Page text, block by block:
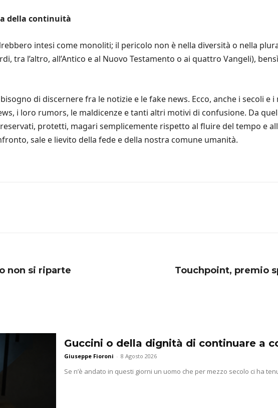
della continuità
intesi come monoliti; il pericolo non è nella diversità o nella
tra l’altro, all’Antico e al Nuovo Testamento o ai quattro Vangeli),
di discernere fra le notizie e le fake news. Ecco, anche i secoli e
i loro rumors, le maldicenze e tanti altri motivi di confusione. Da
protetti, magari semplicemente rispetto al fluire del tempo e
sale e lievito della fede e della nostra comune umanità.
non si riparte
Touchpoint, premio
Guccini o della dignità di continuare a
Giuseppe Fioroni - 8 Agosto 2026
Se n’è andato in questi giorni un uomo che per mezzo secolo ci ha